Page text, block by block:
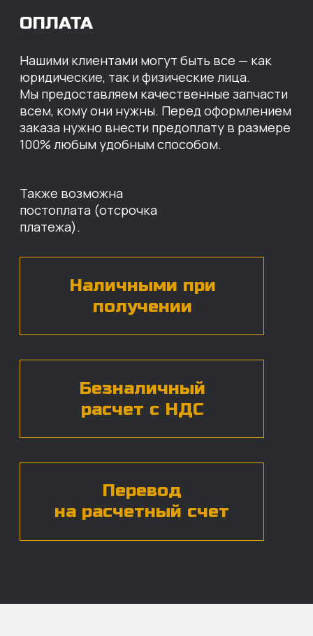
ПРЕДЛОЖИТЬ ВАМ
ИНДИВИДУАЛЬНЫЕ
УСЛОВИЯ НА СТОИМОСТЬ
НАШИХ ЗАПЧАСТЕЙ
Оставьте свои контактные данные,
наши специалисты свяжутся с вами,
назовут цены и проконсультируют
БЕСПЛАТНАЯ КОНСУЛЬТАЦИЯ
ЧАСТЫЕ ВОПРОСЫ